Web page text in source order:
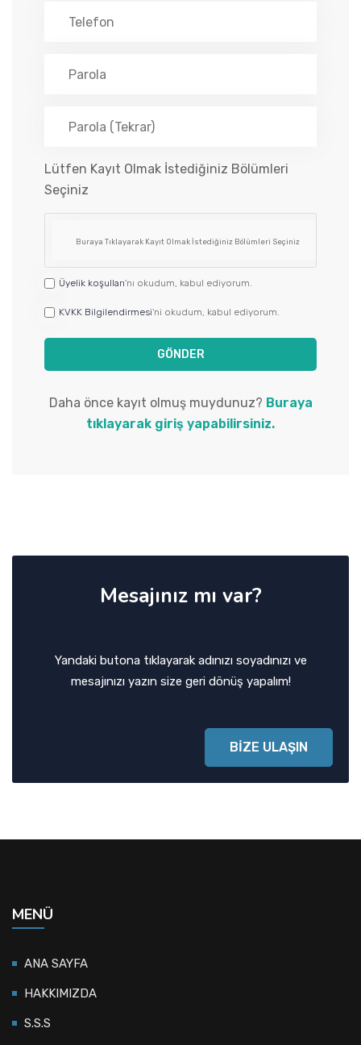
Lütfen Kayıt Olmak İstediğiniz Bölümleri
Seçiniz
Üyelik koşulları'nı okudum, kabul ediyorum.
KVKK Bilgilendirmesi'ni okudum, kabul ediyorum.
GÖNDER
Daha önce kayıt olmuş muydunuz? Buraya
tıklayarak giriş yapabilirsiniz.
Mesajınız mı var?
Yandaki butona tıklayarak adınızı soyadınızı ve
mesajınızı yazın size geri dönüş yapalım!
BİZE ULAŞIN
MENÜ
ANA SAYFA
HAKKIMIZDA
S.S.S